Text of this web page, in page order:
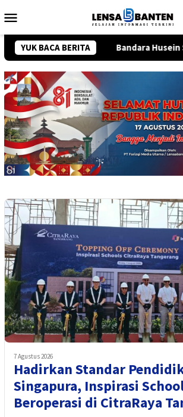
ke
Mobile
YUK BACA BERITA
Bandara Husein Sastranegara
7 Agustus 2026
Hadirkan Standar
Singapura, Inspirasi
Beroperasi di CitraRaya